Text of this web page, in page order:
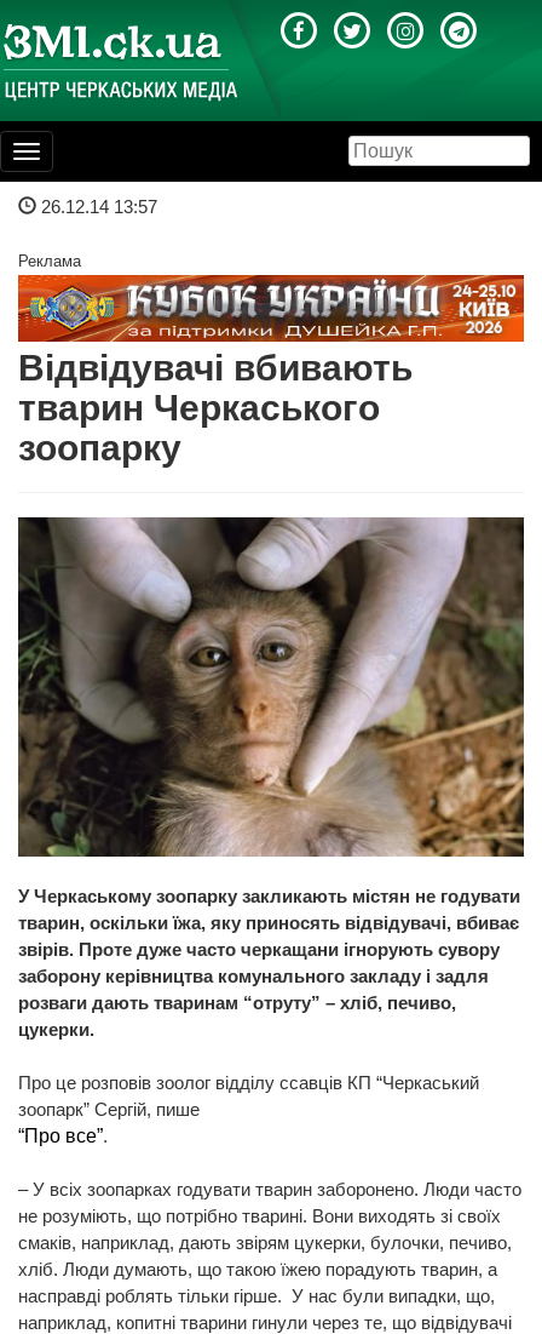
Toggle
navigation
26.12.14 13:57
Реклама
Відвідувачі вбивають
тварин Черкаського
зоопарку
У Черкаському зоопарку закликають містян не годувати
тварин, оскільки їжа, яку приносять відвідувачі, вбиває
звірів. Проте дуже часто черкащани ігнорують сувору
заборону керівництва комунального закладу і задля
розваги дають тваринам “отруту” – хліб, печиво,
цукерки.
Про це розповів зоолог відділу ссавців КП “Черкаський
зоопарк” Сергій, пише
“Про все”.
– У всіх зоопарках годувати тварин заборонено. Люди часто
не розуміють, що потрібно тварині. Вони виходять зі своїх
смаків, наприклад, дають звірям цукерки, булочки, печиво,
хліб. Люди думають, що такою їжею порадують тварин, а
насправді роблять тільки гірше. У нас були випадки, що,
наприклад, копитні тварини гинули через те, що відвідувачі